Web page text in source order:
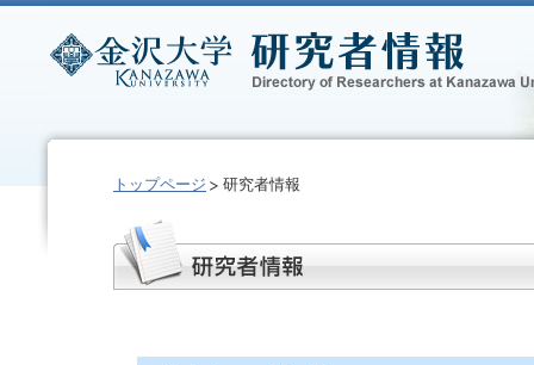
トップページ 研究者情報